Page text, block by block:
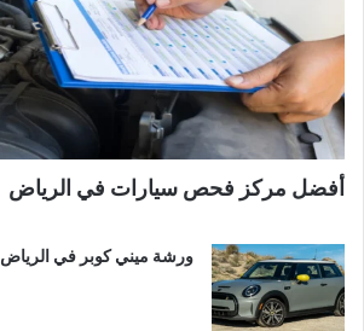
أفضل مركز فحص سيارات في الرياض
ورشة ميني كوبر في الرياض